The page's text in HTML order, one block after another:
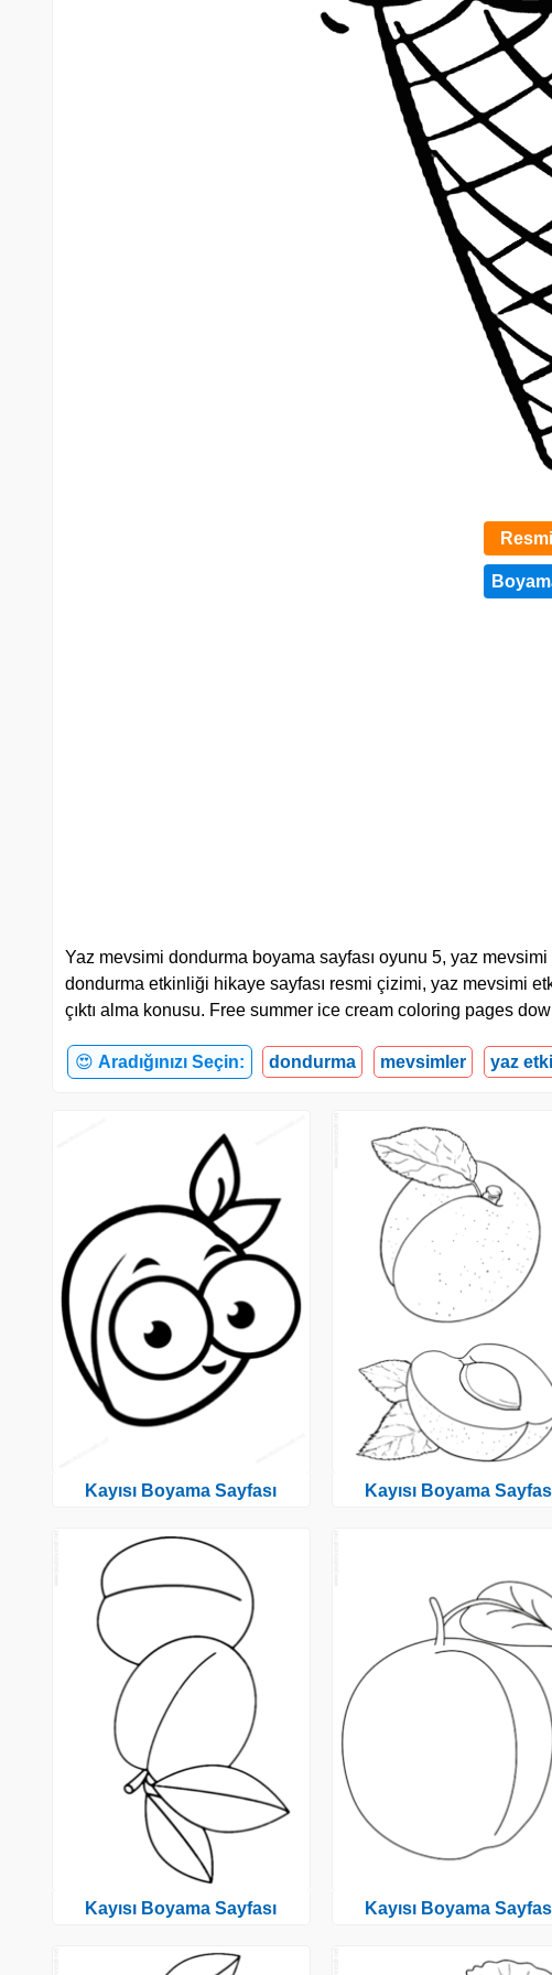
Yaz mevsimi dondurma boyama sayfası oyunu 5, yaz
dondurma etkinliği hikaye sayfası resmi çizimi, yaz mevsimi
çıktı alma konusu. Free summer ice cream coloring pages
😍 Aradığınızı Seçin: dondurma mevsimler yaz
Kayısı Boyama Sayfası
Kayısı Boyama Sayfası
Kayısı Boyama
Kayısı Boyama